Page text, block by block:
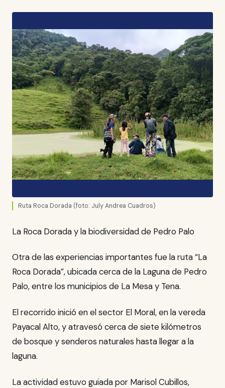
Ruta Roca Dorada (foto: July Andrea Cuadros)
La Roca Dorada y la biodiversidad de Pedro Palo
Otra de las experiencias importantes fue la ruta “La
Roca Dorada”, ubicada cerca de la Laguna de Pedro
Palo, entre los municipios de La Mesa y Tena.
El recorrido inició en el sector El Moral, en la vereda
Payacal Alto, y atravesó cerca de siete kilómetros
de bosque y senderos naturales hasta llegar a la
laguna.
La actividad estuvo guiada por Marisol Cubillos,